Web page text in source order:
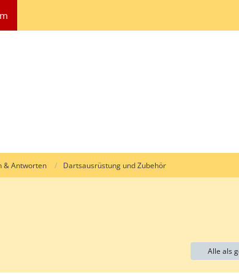
& Antworten Dartsausrüstung und Zubehör
Alle als